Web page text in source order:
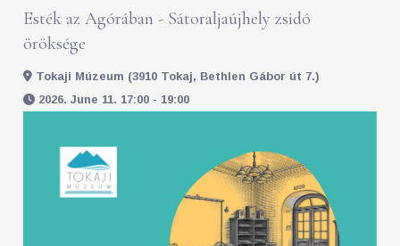
Esték az Agórában - Sátoraljaújhely zsidó
öröksége
Tokaji Múzeum (3910 Tokaj, Bethlen Gábor út 7.)
2026. June 11. 17:00 - 19:00